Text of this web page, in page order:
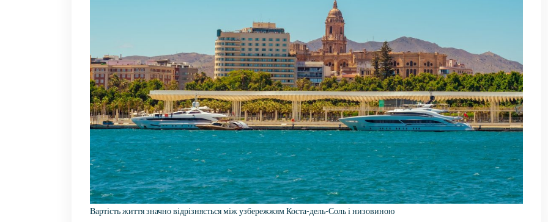
Вартість життя значно відрізняється між узбережжям Коста-дель-Соль і низовиною